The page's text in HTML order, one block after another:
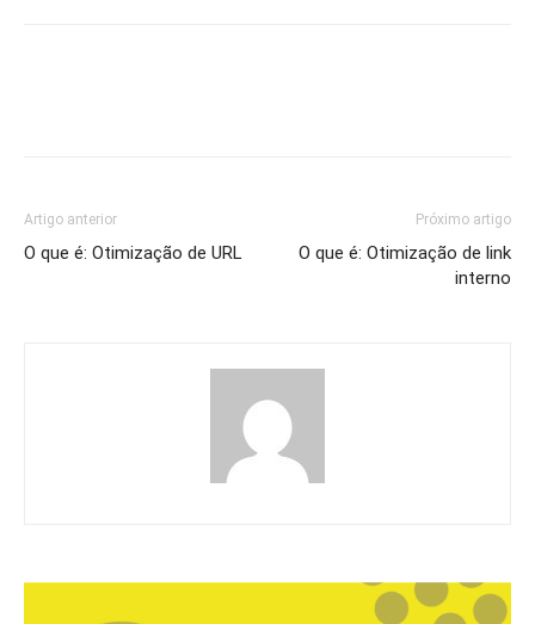
Artigo anterior
O que é: Otimização de URL
Próximo artigo
O que é: Otimização de link
interno